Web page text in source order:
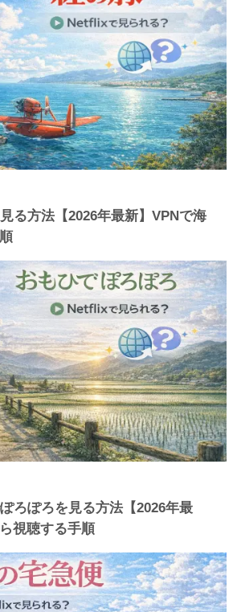
る方法【2026年最新】VPNで海
ろぽろを見る方法【2026年最
視聴する手順